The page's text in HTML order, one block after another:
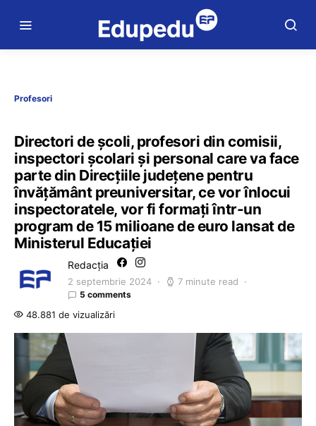
Profesori
Directori de școli, profesori din comisii,
inspectori școlari și personal care va face
parte din Direcțiile județene pentru
învățământ preuniversitar, ce vor înlocui
inspectoratele, vor fi formați într-un
program de 15 milioane de euro lansat de
Ministerul Educației
Redacția
2 septembrie 2024 7 minute read
5 comments
48.881 de vizualizări